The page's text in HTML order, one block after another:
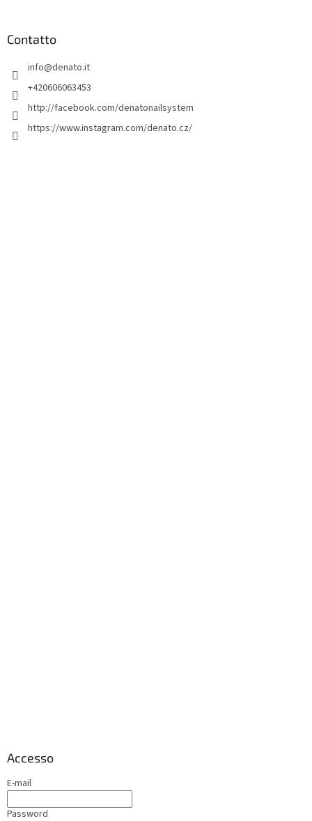
Contatto
info@denato.it
+420606063453
http://facebook.com/denatonailsystem
https://www.instagram.com/denato.cz/
Accesso
E-mail
Password